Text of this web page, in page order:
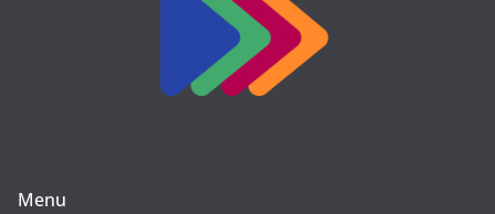
Menu